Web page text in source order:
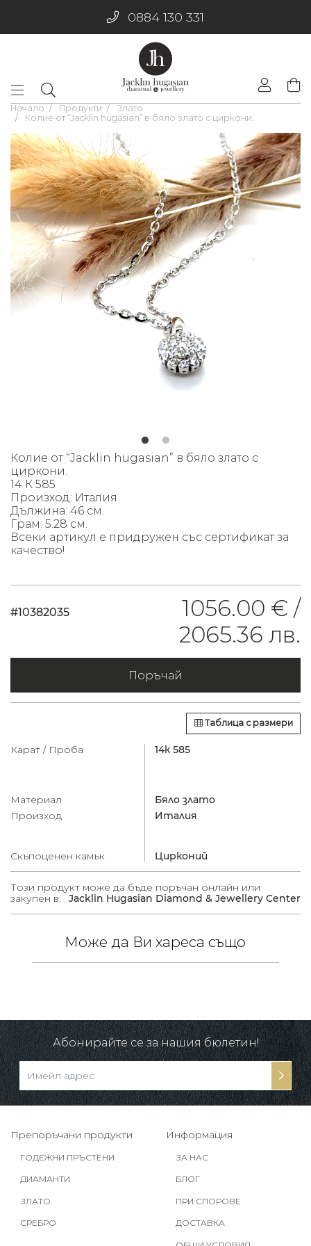
0884 130 331
Начало Продукти
Злато
Колие от “Jacklin hugasian” в бяло злато с циркони.
Колие от “Jacklin hugasian” в бяло злато с
циркони.
14 К 585
Произход: Италия
Дължина: 46 см.
Грам: 5.28 см.
Всеки артикул е придружен със сертификат за
качество!
#10382035
1056.00 € /
2065.36 лв.
Поръчай
Таблица с размери
Карат / Проба 14к 585
Материал
Бяло злато
Произход
Италия
Скъпоценен камък Цирконий
Този продукт може да бъде поръчан онлайн или
закупен в:
Jacklin Hugasian Diamond & Jewellery Center
Може да Ви хареса също
Абонирайте се за нашия бюлетин!
Препоръчани продукти
ГОДЕЖНИ ПРЪСТЕНИ
ДИАМАНТИ
ЗЛАТО
СРЕБРО
Информация
ЗА НАС
БЛОГ
ПРИ СПОРОВЕ
ДОСТАВКА